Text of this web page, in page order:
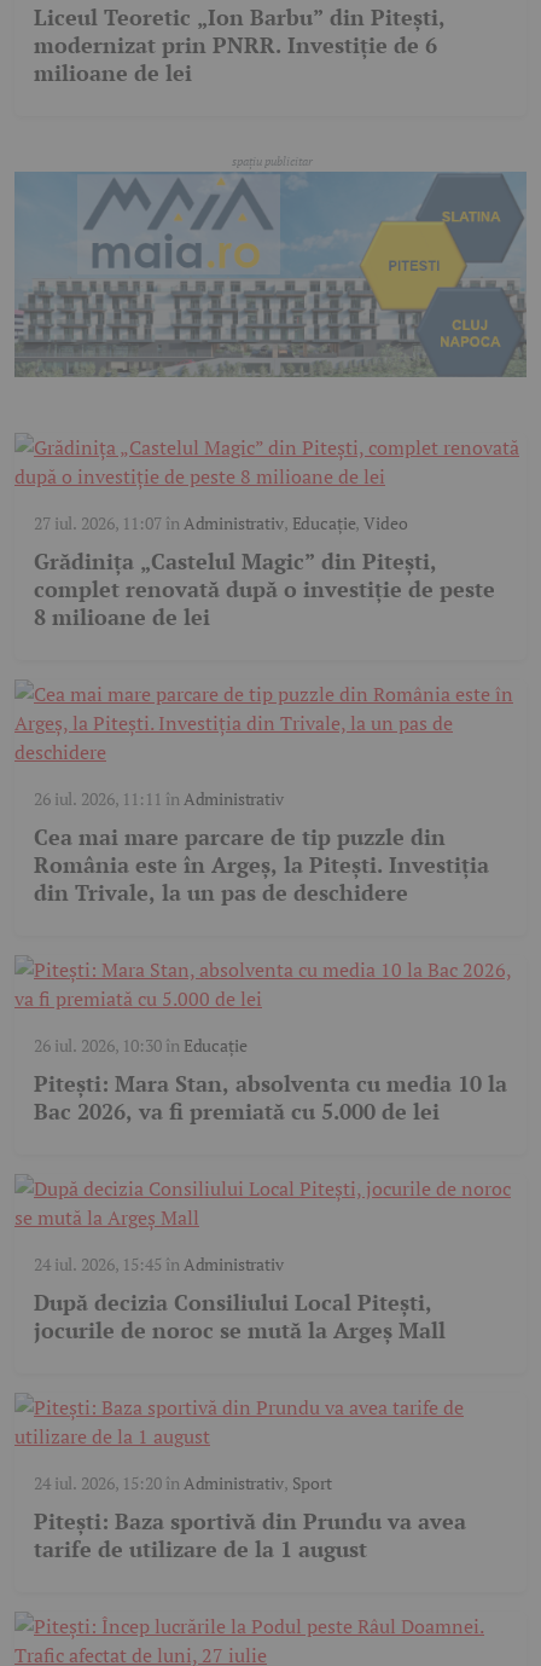
Liceul Teoretic „Ion Barbu” din Pitești,
modernizat prin PNRR. Investiție de 6
milioane de lei
27 iul. 2026, 11:07în Administrativ, Educație,Video
Grădinița „Castelul Magic” din Pitești,
complet renovată după o investiție de peste
8 milioane de lei
26 iul. 2026, 11:11 în Administrativ
Cea mai mare parcare de tip puzzle din
România este în Argeș, la Pitești. Investiția
din Trivale, la un pas de deschidere
26 iul. 2026, 10:30în Educație
Pitești: Mara Stan, absolventa cu media 10 la
Bac 2026, va fi premiată cu 5.000 de lei
24 iul. 2026, 15:45 în Administrativ
După decizia Consiliului Local Pitești,
jocurile de noroc se mută la Argeș Mall
24 iul. 2026, 15:20în Administrativ, Sport
Pitești: Baza sportivă din Prundu va avea
tarife de utilizare de la 1 august